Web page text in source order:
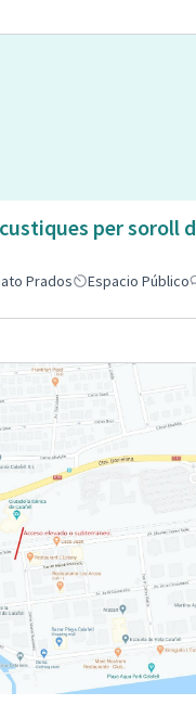
per soroll
Prados Espacio Público